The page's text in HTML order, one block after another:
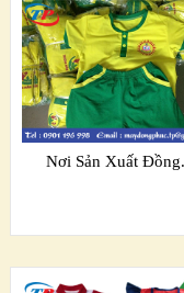
Nơi Sản Xuất